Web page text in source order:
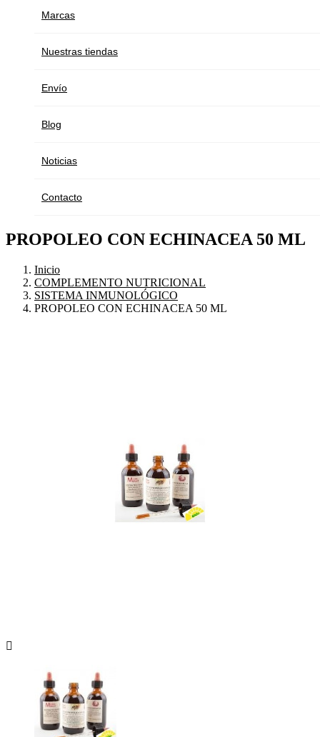
Marcas
Nuestras tiendas
Envío
Blog
Noticias
Contacto
PROPOLEO CON ECHINACEA 50 ML
Inicio
COMPLEMENTO NUTRICIONAL
SISTEMA INMUNOLÓGICO
PROPOLEO CON ECHINACEA 50 ML
